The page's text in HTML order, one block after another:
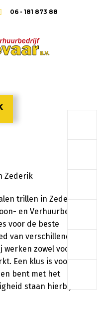
06 - 181 873 88
trillen in Zederik
en Verhuurbedrijf
voor de beste
van verschillende
zowel voor de
Een klus is voor ons
bent met het
staan hierbij